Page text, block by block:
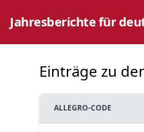
Jahresberichte für
Einträge zu
ALLEGRO-CODE